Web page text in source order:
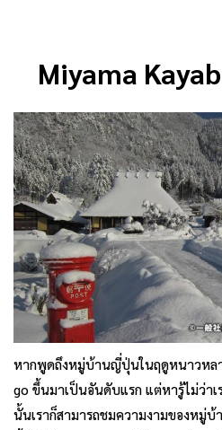
Miyama
หากพูดถึงหมู่บ้านญี่ปุ่นในฤดูหนาวหลา
go ขึ้นมาเป็นอันดับแรก แต่หารู้ไม่ว่าเ
นั้นเราก็สามารถชมความงามของหมู่